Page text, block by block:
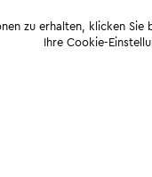
zu erhalten, klicken
Ihre Cookie-